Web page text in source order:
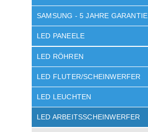
SAMSUNG - 5 JAHRE GARANTIE
LED PANEELE
LED RÖHREN
LED FLUTER/SCHEINWERFER
LED LEUCHTEN
LED ARBEITSSCHEINWERFER